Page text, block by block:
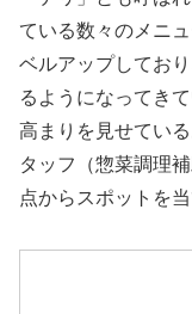
ている数々のメニ
ベルアップしてお
るようになってき
高まりを見せてい
タッフ（惣菜調理
点からスポットを